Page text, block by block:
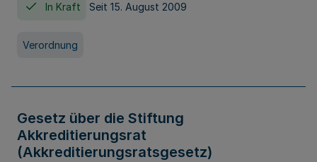
In Kraft Seit 15. August 2009
Verordnung
Gesetz über die Stiftung
Akkreditierungsrat
(Akkreditierungsratsgesetz)